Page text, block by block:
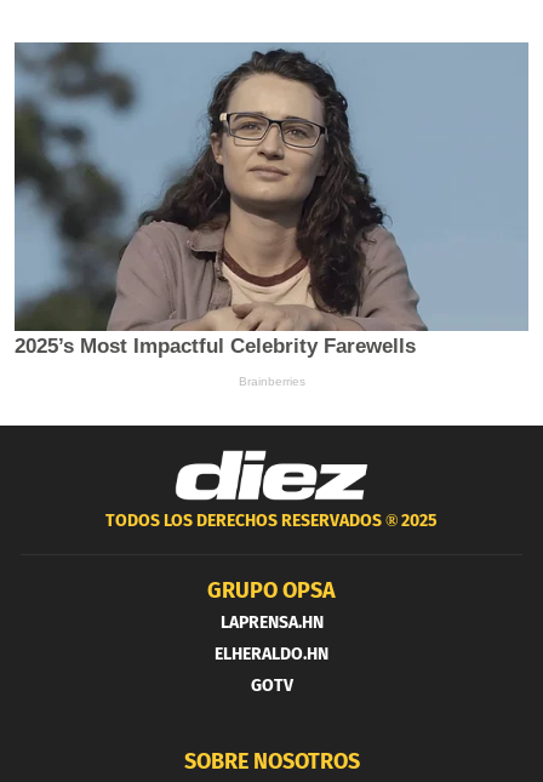
TODOS LOS DERECHOS RESERVADOS ®2025
GRUPO OPSA
LAPRENSA.HN
ELHERALDO.HN
GOTV
SOBRE NOSOTROS